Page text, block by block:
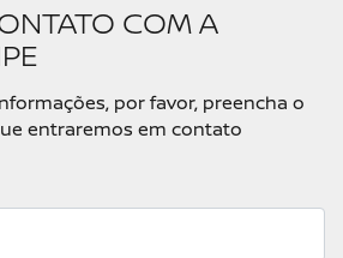
COM A
por favor, preencha o
entraremos em contato